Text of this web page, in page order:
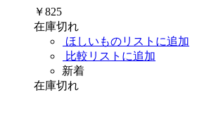
￥825
在庫切れ
ほしいものリストに追加
比較リストに追加
新着
在庫切れ